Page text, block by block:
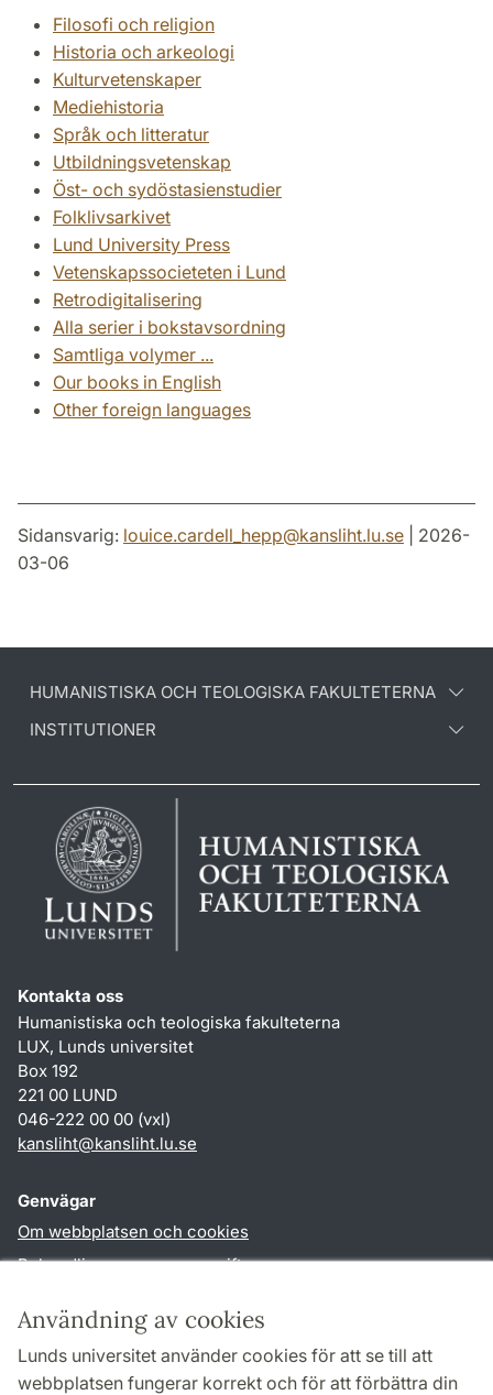
Användning av cookies
Lunds universitet använder cookies för att se till att
webbplatsen fungerar korrekt och för att förbättra din
Filosofi och religion
Historia och arkeologi
Kulturvetenskaper
Mediehistoria
Språk och litteratur
Utbildningsvetenskap
Öst- och sydöstasienstudier
Folklivsarkivet
Lund University Press
Vetenskapssocieteten i Lund
Retrodigitalisering
Alla serier i bokstavsordning
Samtliga volymer ...
Our books in English
Other foreign languages
Sidansvarig: louice.cardell_hepp@kansliht.lu.se | 2026-
03-06
HUMANISTISKA OCH TEOLOGISKA FAKULTETERNA
INSTITUTIONER
Kontakta oss
Humanistiska och teologiska fakulteterna
LUX, Lunds universitet
Box 192
221 00 LUND
046-222 00 00 (vxl)
kansliht@kansliht.lu.se
Genvägar
Om webbplatsen och cookies
Behandling av personuppgifter
TYPO3-login